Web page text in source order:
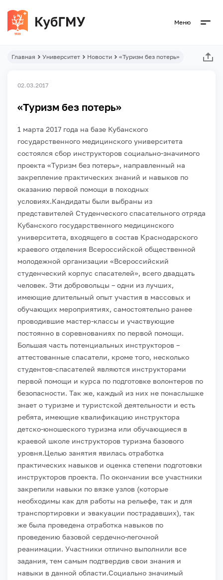
Меню
Главная Университет Новости «Туризм без потерь»
02.03.2017
«Туризм без потерь»
1 марта 2017 года на базе Кубанского
государственного медицинского университета
состоялся сбор инструкторов социально-значимого
проекта «Туризм без потерь», направленный на
закрепление практических знаний и навыков по
оказанию первой помощи в походных
условиях.Кандидаты были выбраны из
представителей Студенческого спасательного отряда
Кубанского государственного медицинского
университета, входящего в состав Краснодарского
краевого отделения Всероссийской общественной
молодежной организации «Всероссийский
студенческий корпус спасателей», всего двадцать
человек. Эти добровольцы – одни из лучших,
имеющие длительный опыт участия в массовых и
обучающих мероприятиях, самостоятельно ранее
проводившие мастер-классы и участвующие
постоянно в соревнованиях по первой помощи.
Большая часть потенциальных инструкторов –
аттестованные спасатели, кроме того, несколько
студентов-спасателей являются инструкторами
первой помощи и курса по подготовке волонтеров по
безопасности. Так же, каждый из них не понаслышке
знает о туризме и туристской деятельности и есть
ребята, имеющие квалификацию инструктора
детско-юношеского туризма или обучающиеся в
краевой школе инструкторов туризма базового
уровня.Целью занятия явилась отработка
практических навыков и оценка степени подготовки
инструкторов проекта. По окончании все участники
закрепили навыки по вязке узлов (которые
необходимы как для работы на рельефе, так и для
транспортировки и эвакуации пострадавших), так
же была проведена отработка навыков по
проведению базовой сердечно-легочной
реанимации. Участники отлично выполнили все
задания, тем самым подтвердив свои знания и
навыки в данной области.Социально значимый